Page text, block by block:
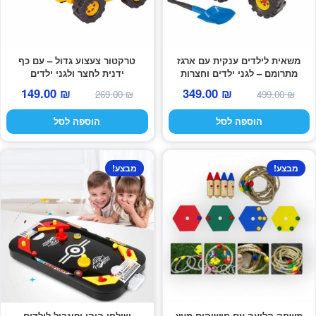
משאית לילדים ענקית עם ארגז
מתרומם – לגני ילדים וחצרות
499.00₪
המחיר
המקורי
היה:
349.00 ₪
המחיר
הנוכחי
הוא:
הוספה לסל
טרקטור צעצוע גדול – עם כף
ידנית לחצר ולגני ילדים
269.00₪
המחיר
המקורי
היה:
149.00 ₪
הוא:
הוספה לסל
מבצע! מבצע!